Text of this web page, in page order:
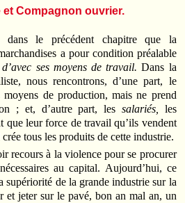
et Compagnon ouvrier.
le précédent chapitre que la
a pour condition préalable
ses moyens de travail.Dans la
nous rencontrons, d’une part, le
moyens de production, mais ne prend
; et, d’autre part, les salariés, les
que leur force de travail qu’ils vendent
tous les produits de cette industrie.
recours à la violence pour se procurer
au capital. Aujourd’hui, ce
supé­riorité de la grande industrie sur la
et jeter sur le pavé, bon an mal an, un